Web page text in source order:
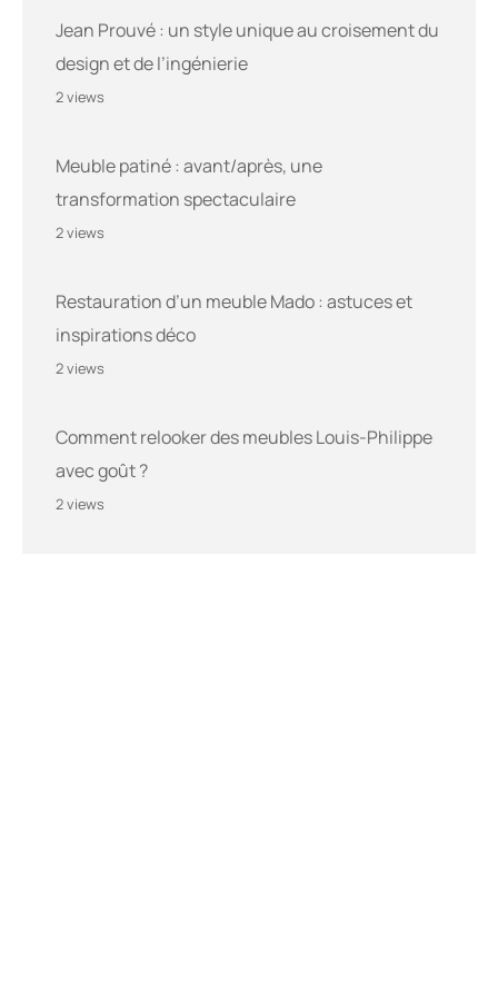
Jean Prouvé : un style unique au croisement du
design et de l’ingénierie
2 views
Meuble patiné : avant/après, une
transformation spectaculaire
2 views
Restauration d’un meuble Mado : astuces et
inspirations déco
2 views
Comment relooker des meubles Louis-Philippe
avec goût ?
2 views